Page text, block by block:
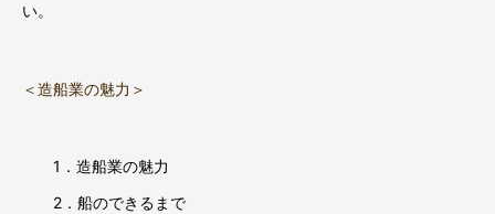
い。
＜造船業の魅力＞
1．造船業の魅力
2．船のできるまで